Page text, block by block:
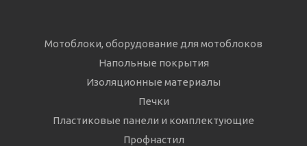
Мотоблоки, оборудование для мотоблоков
Напольные покрытия
Изоляционные материалы
Печки
Пластиковые панели и комплектующие
Профнастил